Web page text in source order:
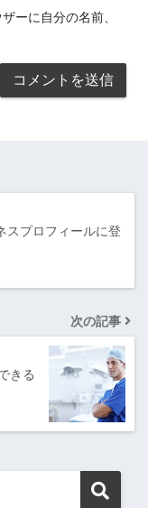
ーに自分の名前、
スプロフィールに登
次の記事
きる